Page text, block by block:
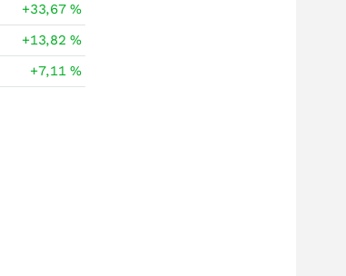
+33,67%
+13,82%
+7,11%